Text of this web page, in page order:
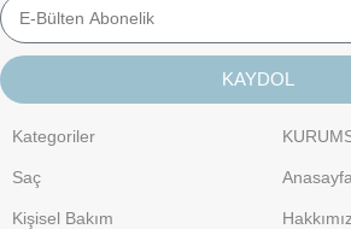
KAYDOL
Kategoriler
Saç
Kişisel Bakım
Anasayfa